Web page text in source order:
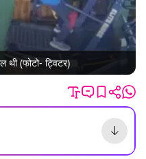
थी (फोटो- ट्विटर)